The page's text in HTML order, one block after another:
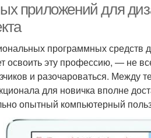
приложений для
программных средств
освоить эту профессию, — не
и разочароваться.
для новичка вполне
опытный компьютерный